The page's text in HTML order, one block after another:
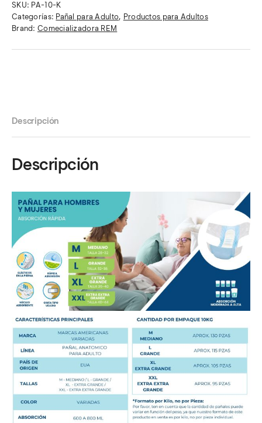
SKU: PA-10-K
Categorías: Pañal para Adulto, Productos para Adultos
Brand: Comecializadora REM
Descripción
Descripción